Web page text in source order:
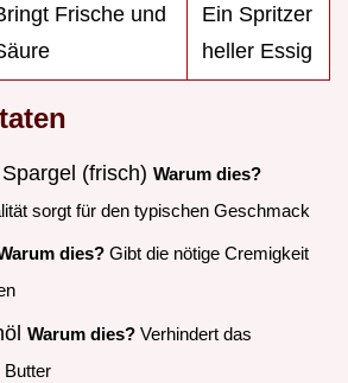
Frische und
Ein Spritzer
heller Essig
(frisch) Warum dies?
sorgt für den typischen Geschmack
dies? Gibt die nötige Cremigkeit
Warum dies? Verhindert das
Butter